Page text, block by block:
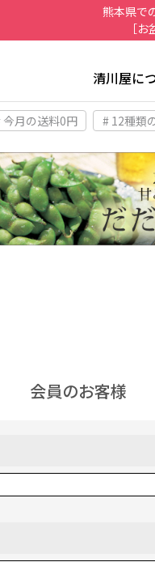
熊本県で
［
清川屋に
今月の送料0円 # 12種類
会員のお客様